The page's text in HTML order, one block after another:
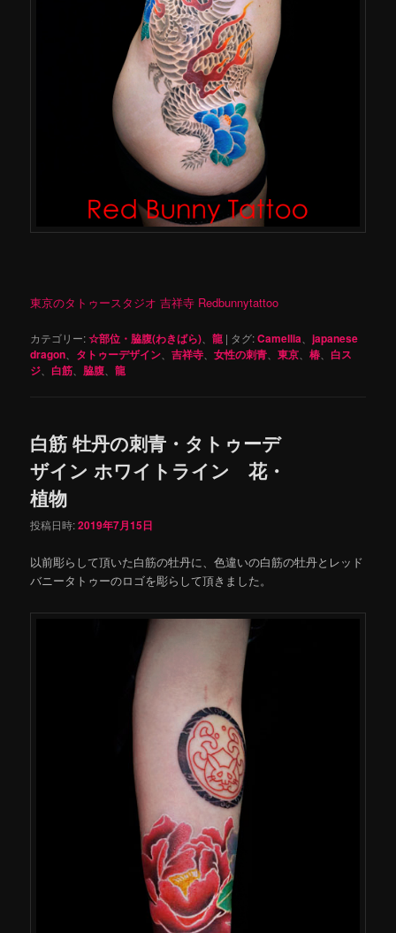
東京のタトゥースタジオ 吉祥寺 Redbunnytattoo
カテゴリー:☆部位・脇腹(わきばら) 、龍 | タグ:Camellia 、japanese
dragon
タトゥーデザイン 、吉祥寺 、女性の刺青 、東京 、椿
白ス
ジ
白筋 脇腹 、龍
白筋 牡丹の刺青・タトゥーデ
ザイン ホワイトライン 花・
植物
投稿日時:2019年7月15日
以前彫らして頂いた白筋の牡丹に、色違いの白筋の牡丹とレッド
バニータトゥーのロゴを彫らして頂きました。